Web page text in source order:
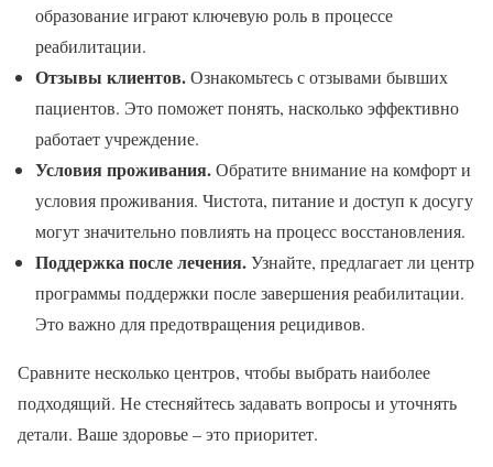
образование играют ключевую роль в процессе
реабилитации.
Отзывы клиентов.Ознакомьтесь с отзывами бывших
пациентов. Это поможет понять, насколько эффективно
работает учреждение.
Условия проживания.Обратите внимание на комфорт и
условия проживания. Чистота, питание и доступ к досугу
могут значительно повлиять на процесс восстановления.
Поддержка после лечения.Узнайте, предлагает ли центр
программы поддержки после завершения реабилитации.
Это важно для предотвращения рецидивов.
Сравните несколько центров, чтобы выбрать наиболее
подходящий. Не стесняйтесь задавать вопросы и уточнять
детали. Ваше здоровье – это приоритет.